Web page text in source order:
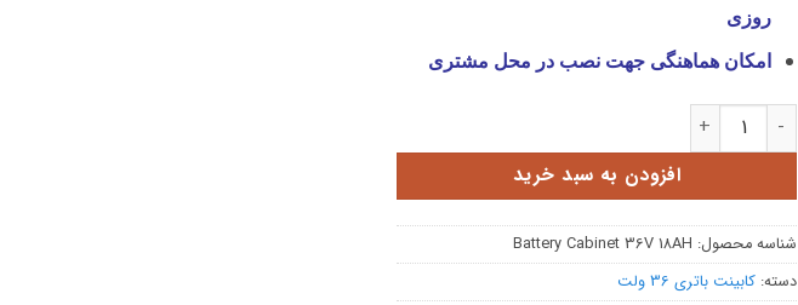
روزی
امکان هماهنگی جهت نصب در محل مشتری
کابینت باتری 36 ولت 18 آمپر عدد
افزودن به سبد خرید
شناسه محصول: Battery Cabinet 36V 18AH
دسته: کابینت باتری 36 ولت